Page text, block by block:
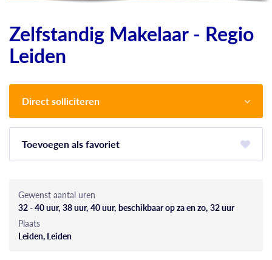
Zelfstandig Makelaar - Regio
Leiden
Direct solliciteren
favoriet
Gewenst aantal uren
32 - 40 uur 38 uur 40 uur beschikbaar op za en zo 32 uur
Plaats
Leiden, Leiden